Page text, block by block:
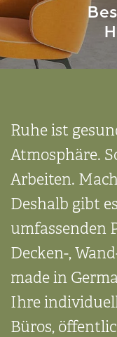
Ruhe ist
Atmosphäre.
Arbeiten.
Deshalb gibt
umfassenden
Decken-,
made in
Ihre
Büros,